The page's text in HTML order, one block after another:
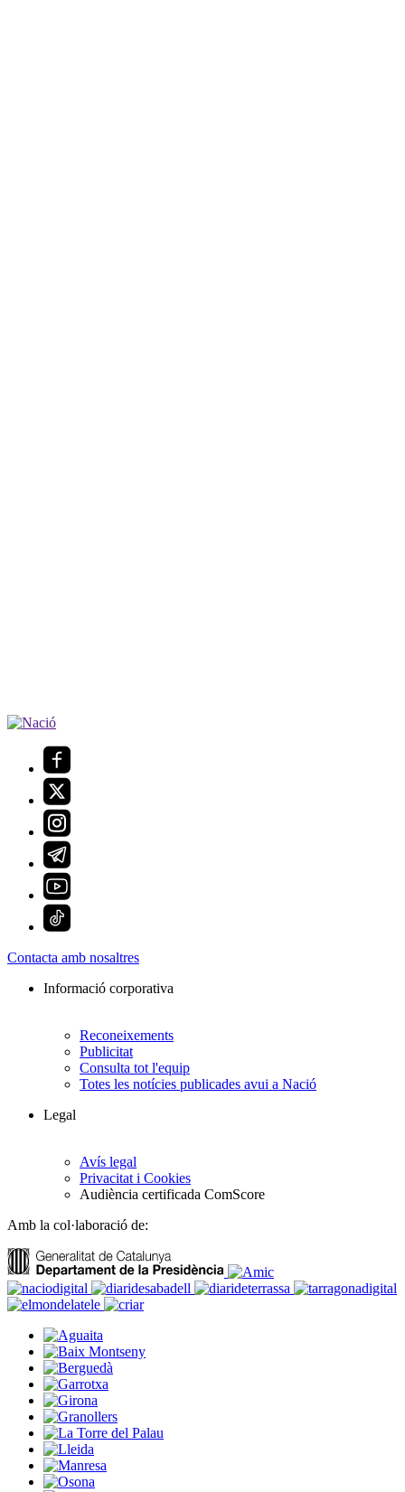
Contacta amb nosaltres
Informació corporativa
Reconeixements
Publicitat
Consulta tot l'equip
Totes les notícies publicades avui a Nació
Legal
Avís legal
Privacitat i Cookies
Audiència certificada ComScore
Amb la col·laboració de: